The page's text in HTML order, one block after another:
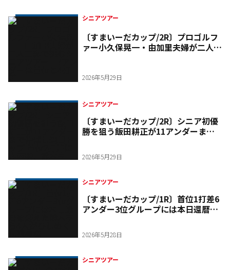
シニアツアー
〔すまいーだカップ/2R〕プロゴルフ
ァー小久保晃一・由加里夫婦が二人三
2026年5月29日
シニアツアー
〔すまいーだカップ/2R〕シニア初優
勝を狙う飯田耕正が11アンダーまで
明、鈴木亨
2026年5月29日
シニアツアー
〔すまいーだカップ/1R〕首位1打差6
アンダー3位グループには本日還暦を
様
2026年5月28日
シニアツアー